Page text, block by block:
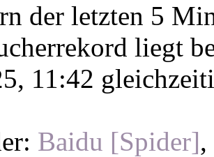
der letzten 5
liegt
11:42
Baidu [Spider],